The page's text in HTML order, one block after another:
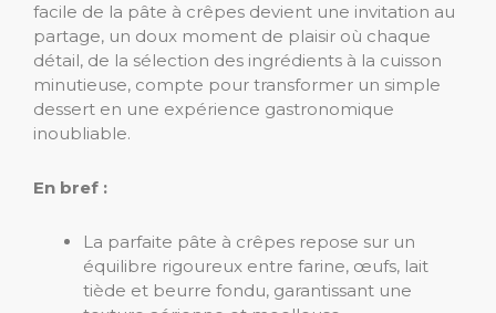
facile de la pâte à crêpes devient une invitation au
partage, un doux moment de plaisir où chaque
détail, de la sélection des ingrédients à la cuisson
minutieuse, compte pour transformer un simple
dessert en une expérience gastronomique
inoubliable.
En bref :
La parfaite pâte à crêpes repose sur un
équilibre rigoureux entre farine, œufs, lait
tiède et beurre fondu, garantissant une